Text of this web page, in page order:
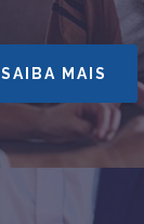
SAIBA MAIS